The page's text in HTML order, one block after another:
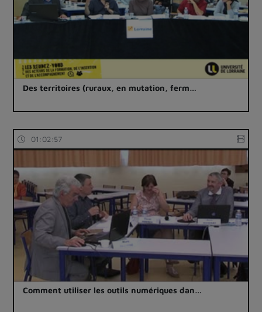
Des territoires (ruraux, en mutation, ferm…
01:02:57
Comment utiliser les outils numériques dan…